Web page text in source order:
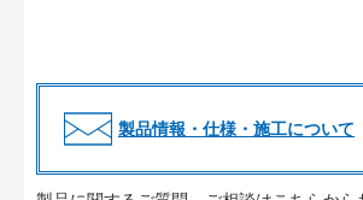
製品情報・仕様・施工について